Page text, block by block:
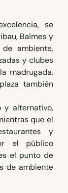
se
Balmes y
ambiente,
y clubes
madrugada.
también
y alternativo,
que el
y
el público
el punto de
de ambiente